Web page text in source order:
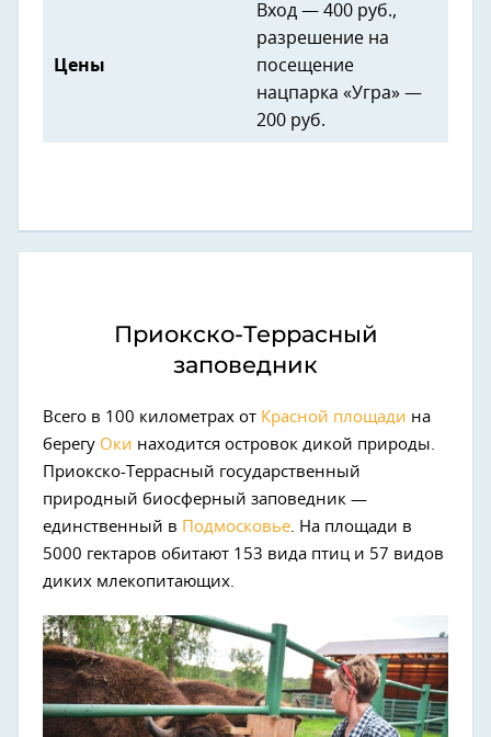
Цены
Вход — 400 руб.,
разрешение на
посещение
нацпарка «Угра» —
200 руб.
Приокско-Террасный
заповедник
Всего в 100 километрах от Красной площади на
берегу Оки находится островок дикой природы.
Приокско-Террасный государственный
природный биосферный заповедник —
единственный в Подмосковье . На площади в
5000 гектаров обитают 153 вида птиц и 57 видов
диких млекопитающих.